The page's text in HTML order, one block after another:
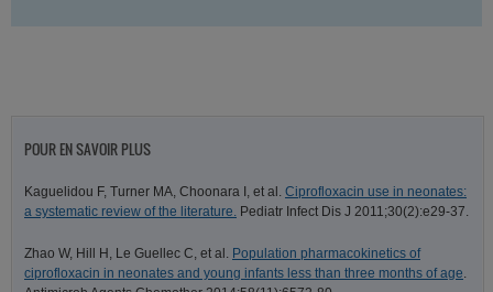
POUR EN SAVOIR PLUS
Kaguelidou F, Turner MA, Choonara I, et al. Ciprofloxacin use in neonates:
a systematic review of the literature. Pediatr Infect Dis J 2011;30(2):e29-37.
Zhao W, Hill H, Le Guellec C, et al. Population pharmacokinetics of
ciprofloxacin in neonates and young infants less than three months of age.